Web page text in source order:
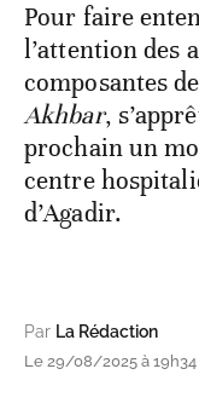
Pour faire
l’attention des
composantes
Akhbar,
prochain un
centre
d’Agadir.
Par La Rédaction
Le 29/08/2025 à 19h34